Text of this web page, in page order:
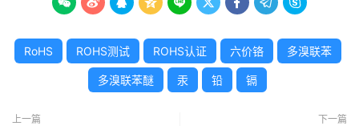
RoHS ROHS测试 ROHS认证 六价铬 多溴联苯
多溴联苯醚 汞 铅 镉
上一篇 下一篇